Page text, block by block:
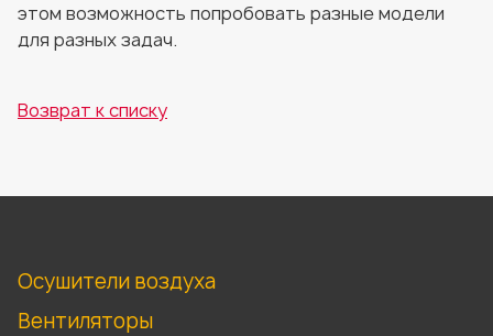
этом возможность попробовать разные модели
для разных задач.
Возврат к списку
Осушители воздуха
Вентиляторы